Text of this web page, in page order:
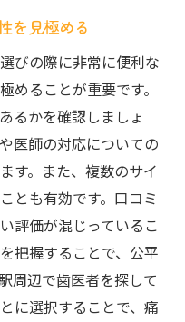
を見極める
びの際に非常に便利な
めることが重要です。
るかを確認しましょ
医師の対応についての
す。また、複数のサイ
とも有効です。口コミ
評価が混じっているこ
把握することで、公平
周辺で歯医者を探して
に選択することで、痛